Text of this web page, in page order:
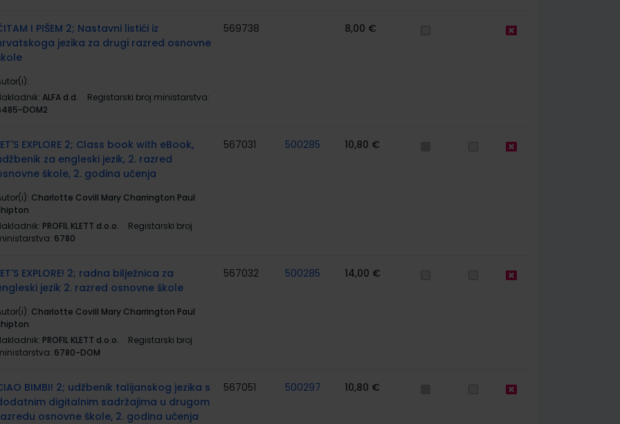
I PIŠEM 2; Nastavni listići iz
jezika za drugi razred osnovne
ALFA d.d.
Registarski broj ministarstva:
DOM2
569738 8,00 €
EXPLORE 2; Class book with eBook,
za engleski jezik, 2. razred
škole, 2. godina učenja
Charlotte Covill Mary Charrington Paul
PROFIL KLETT d.o.o.
Registarski broj
6780
567031 500285 10,80 €
EXPLORE! 2; radna bilježnica za
jezik 2. razred osnovne škole
Charlotte Covill Mary Charrington Paul
PROFIL KLETT d.o.o.
Registarski broj
6780-DOM
567032 500285 14,00 €
BIMBI! 2; udžbenik talijanskog jezika s
digitalnim sadržajima u drugom
osnovne škole, 2. godina učenja
567051 500297 10,80 €